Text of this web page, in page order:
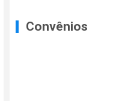
Convênios